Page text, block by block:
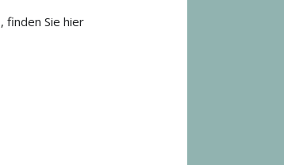
finden Sie hier